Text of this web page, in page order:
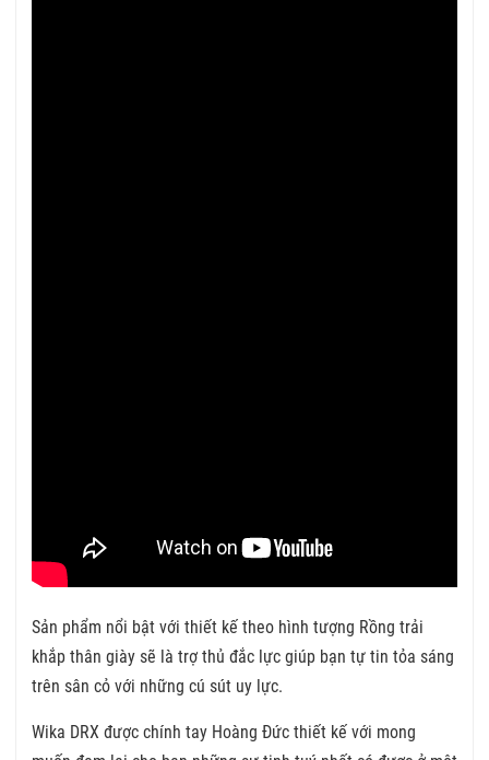
Sản phẩm nổi bật với thiết kế theo hình tượng Rồng trải
khắp thân giày sẽ là trợ thủ đắc lực giúp bạn tự tin tỏa sáng
trên sân cỏ với những cú sút uy lực.
Wika DRX được chính tay Hoàng Đức thiết kế với mong